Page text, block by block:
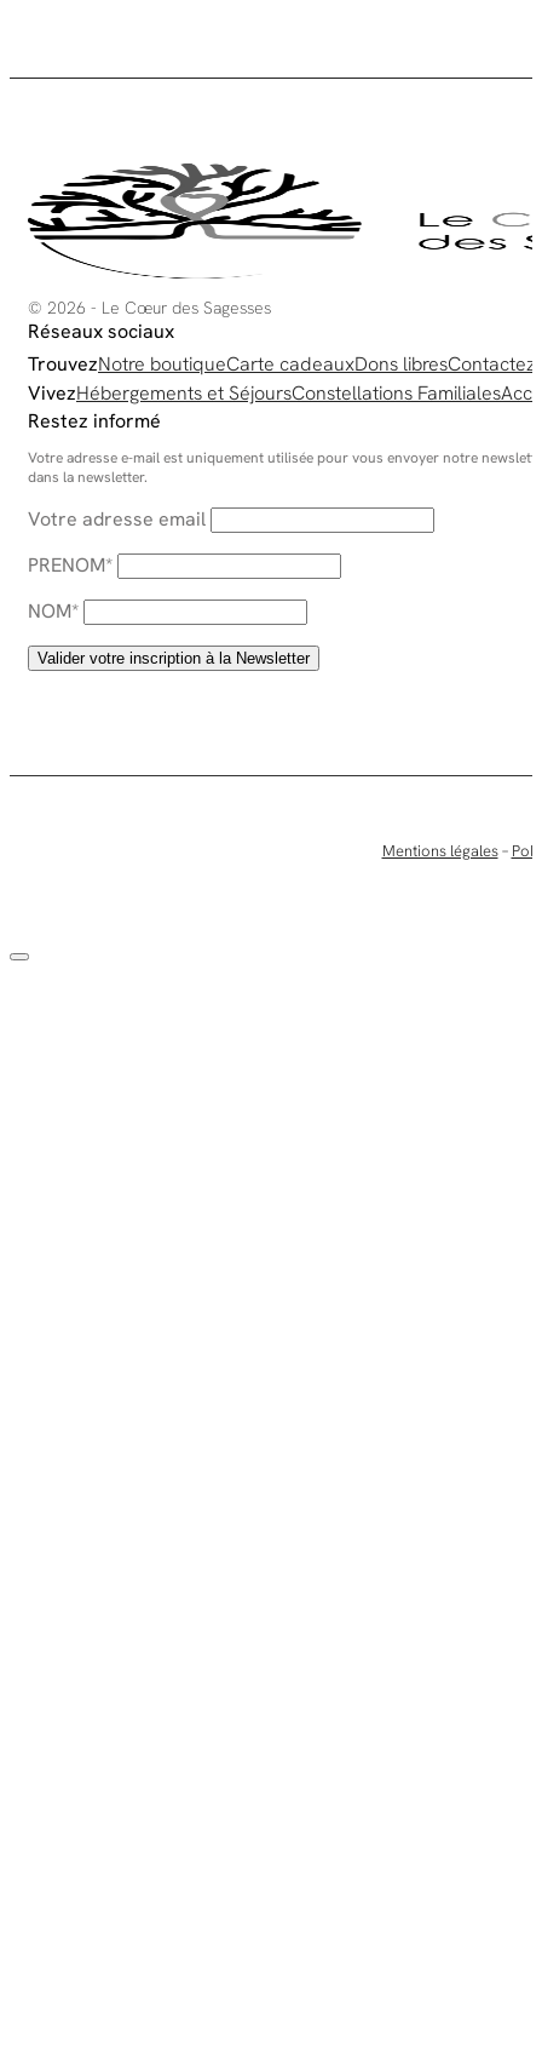
du
© 2026 - Le Cœur des Sagesses
Réseaux sociaux
TrouvezNotre boutiqueCarte cadeauxDons libres
VivezHébergements et SéjoursConstellations Familiales
Restez informé
Votre adresse e-mail est uniquement utilisée pour vous envoyer notre
dans la newsletter.
Votre adresse email
PRENOM*
NOM*
Mentions légales–